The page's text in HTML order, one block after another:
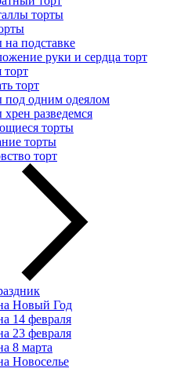
торты
на подставке
руки и сердца торт
торт
торт
под одним одеялом
разведемся
торты
торты
торт
Новый Год
14 февраля
23 февраля
8 марта
Новоселье